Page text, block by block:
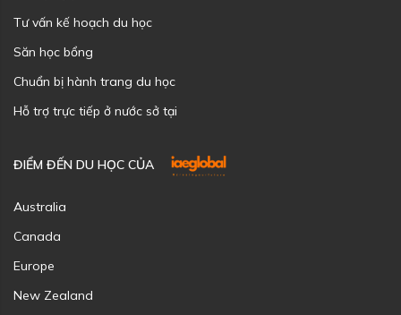
Tư vấn kế hoạch du học
Săn học bổng
Chuẩn bị hành trang du học
Hỗ trợ trực tiếp ở nước sở tại
ĐIỂM ĐẾN DU HỌC CỦA
Australia
Canada
Europe
New Zealand